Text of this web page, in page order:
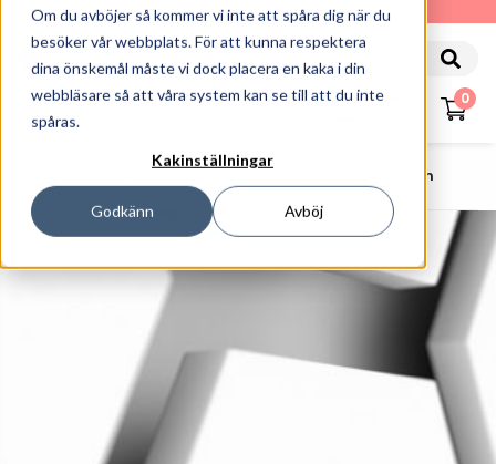
Om du avböjer så kommer vi inte att spåra dig när du
besöker vår webbplats. För att kunna respektera
dina önskemål måste vi dock placera en kaka i din
webbläsare så att våra system kan se till att du inte
spåras.
Kakinställningar
Godkänn Avböj
010-162 61 90
0
Allt Om Streckkoder RFID Information